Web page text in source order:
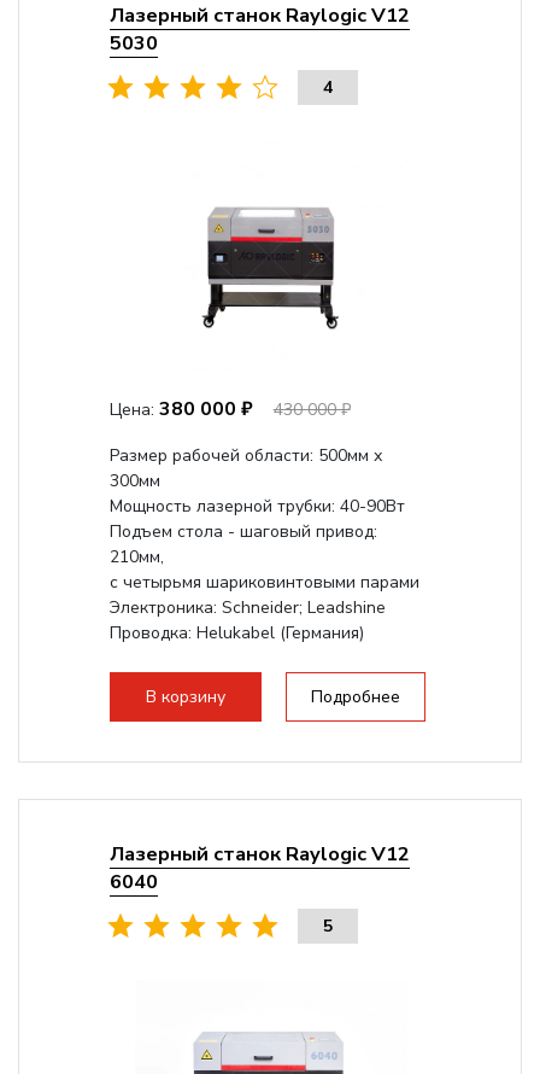
Лазерный станок Raylogic V12
5030
4
Цена: 380 000 ₽
430 000 ₽
Размер рабочей области: 500мм х
300мм
Мощность лазерной трубки: 40-90Вт
Подъем стола - шаговый привод:
210мм,
с четырьмя шариковинтовыми парами
Электроника: Schneider; Leadshine
Проводка: Helukabel (Германия)
В корзину
Подробнее
Лазерный станок Raylogic V12
6040
5